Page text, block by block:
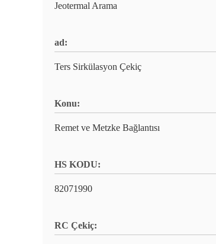
Jeotermal Arama
ad:
Ters Sirkülasyon Çekiç
Konu:
Remet ve Metzke Bağlantısı
HS KODU:
82071990
RC Çekiç: